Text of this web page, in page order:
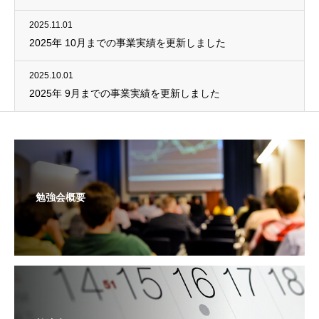
2025.11.01
2025年 10月までの事業実績を更新しました
2025.10.01
2025年 9月までの事業実績を更新しました
勉強会概要